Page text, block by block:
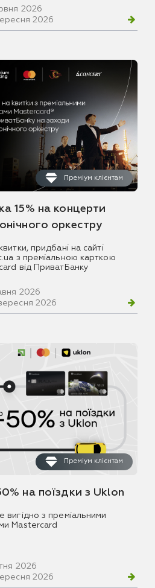
2026
2026
Преміум клієнтам
15% на концерти
оркестру
придбані на сайті
з преміальною карткою
від ПриватБанку
2026
2026
Преміум клієнтам
на поїздки з Uklon
вигідно з преміальними
Mastercard
2026
2026